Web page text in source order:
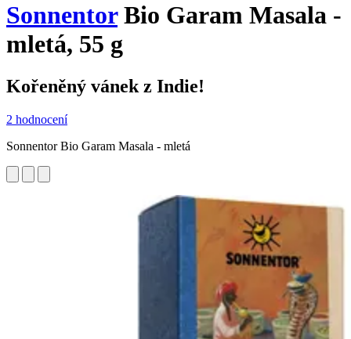
SonnentorBio Garam Masala -
mletá, 55 g
Kořeněný vánek z Indie!
2 hodnocení
Sonnentor Bio Garam Masala - mletá